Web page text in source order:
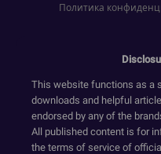
Политика
This website functions as a
downloads and helpful
endorsed by any of the
All published content is for
the terms of service of